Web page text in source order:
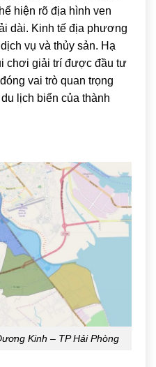
hiện rõ địa hình ven
dài. Kinh tế địa phương
vụ và thủy sản. Hạ
chơi giải trí được đầu tư
vai trò quan trọng
lịch biển của thành
Kinh – TP Hải Phòng